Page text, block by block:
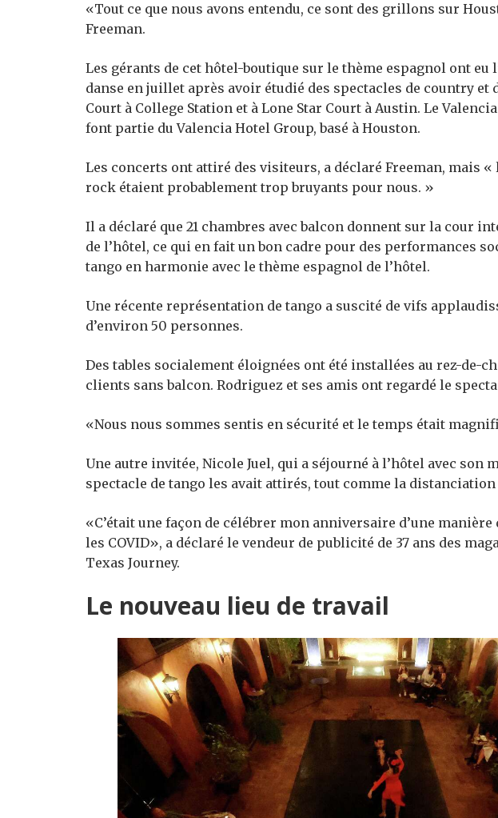
«Tout ce que nous avons entendu, ce sont des grillons sur
Freeman.
Les gérants de cet hôtel-boutique sur le thème espagnol ont eu
danse en juillet après avoir étudié des spectacles de country et
Court à College Station et à Lone Star Court à Austin. Le
font partie du Valencia Hotel Group, basé à Houston.
Les concerts ont attiré des visiteurs, a déclaré Freeman, mais «
rock étaient probablement trop bruyants pour nous. »
Il a déclaré que 21 chambres avec balcon donnent sur la cour
de l’hôtel, ce qui en fait un bon cadre pour des performances
tango en harmonie avec le thème espagnol de l’hôtel.
Une récente représentation de tango a suscité de vifs
d’environ 50 personnes.
Des tables socialement éloignées ont été installées au rez-de-
clients sans balcon. Rodriguez et ses amis ont regardé le
«Nous nous sommes sentis en sécurité et le temps était
Une autre invitée, Nicole Juel, qui a séjourné à l’hôtel avec son
spectacle de tango les avait attirés, tout comme la distanciation
«C’était une façon de célébrer mon anniversaire d’une
les COVID», a déclaré le vendeur de publicité de 37 ans des
Texas Journey.
Le nouveau lieu de travail